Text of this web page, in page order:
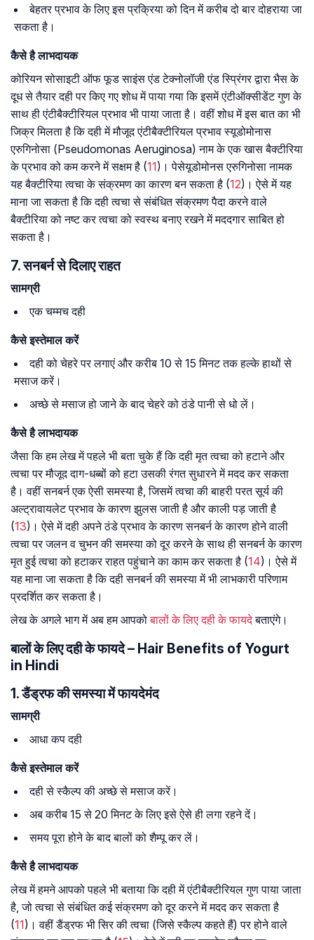
बेहतर प्रभाव के लिए इस प्रक्रिया को दिन में करीब दो बार दोहराया जा
सकता है।
कैसे है लाभदायक
कोरियन सोसाइटी ऑफ फूड साइंस एंड टेक्नोलॉजी एंड स्प्रिंगर द्वारा भैस के
दूध से तैयार दही पर किए गए शोध में पाया गया कि इसमें एंटीऑक्सीडेंट गुण के
साथ ही एंटीबैक्टीरियल प्रभाव भी पाया जाता है। वहीं शोध में इस बात का भी
जिक्र मिलता है कि दही में मौजूद एंटीबैक्टीरियल प्रभाव स्यूडोमोनास
एरुगिनोसा (Pseudomonas Aeruginosa) नाम के एक खास बैक्टीरिया
के प्रभाव को कम करने में सक्षम है (11)। पेसेयूडोमोनस एरुगिनोसा नामक
यह बैक्टीरिया त्वचा के संक्रमण का कारण बन सकता है (12)। ऐसे में यह
माना जा सकता है कि दही त्वचा से संबंधित संक्रमण पैदा करने वाले
बैक्टीरिया को नष्ट कर त्वचा को स्वस्थ बनाए रखने में मददगार साबित हो
सकता है।
7. सनबर्न से दिलाए राहत
सामग्री
एक चम्मच दही
कैसे इस्तेमाल करें
दही को चेहरे पर लगाएं और करीब 10 से 15 मिनट तक हल्के हाथों से
मसाज करें।
अच्छे से मसाज हो जाने के बाद चेहरे को ठंडे पानी से धो लें।
कैसे है लाभदायक
जैसा कि हम लेख में पहले भी बता चुके हैं कि दही मृत त्वचा को हटाने और
त्वचा पर मौजूद दाग-धब्बों को हटा उसकी रंगत सुधारने में मदद कर सकता
है। वहीं सनबर्न एक ऐसी समस्या है, जिसमें त्वचा की बाहरी परत सूर्य की
अल्ट्रावायलेट प्रभाव के कारण झुलस जाती है और काली पड़ जाती है
(13)। ऐसे में दही अपने ठंडे प्रभाव के कारण सनबर्न के कारण होने वाली
त्वचा पर जलन व चुभन की समस्या को दूर करने के साथ ही सनबर्न के कारण
मृत हुई त्वचा को हटाकर राहत पहुंचाने का काम कर सकता है (14)। ऐसे में
यह माना जा सकता है कि दही सनबर्न की समस्या में भी लाभकारी परिणाम
प्रदर्शित कर सकता है।
लेख के अगले भाग में अब हम आपकोबालों के लिए दही के फायदेबताएंगे।
बालों के लिए दही के फायदे – Hair Benefits of Yogurt
in Hindi
1. डैंड्रफ की समस्या में फायदेमंद
सामग्री
आधा कप दही
कैसे इस्तेमाल करें
दही से स्कैल्प की अच्छे से मसाज करें।
अब करीब 15 से 20 मिनट के लिए इसे ऐसे ही लगा रहने दें।
समय पूरा होने के बाद बालों को शैम्पू कर लें।
कैसे है लाभदायक
लेख में हमने आपको पहले भी बताया कि दही में एंटीबैक्टीरियल गुण पाया जाता
है, जो त्वचा से संबंधित कई संक्रमण को दूर करने में मदद कर सकता है
(11)। वहीं डैंड्रफ भी सिर की त्वचा (जिसे स्कैल्प कहते हैं) पर होने वाले